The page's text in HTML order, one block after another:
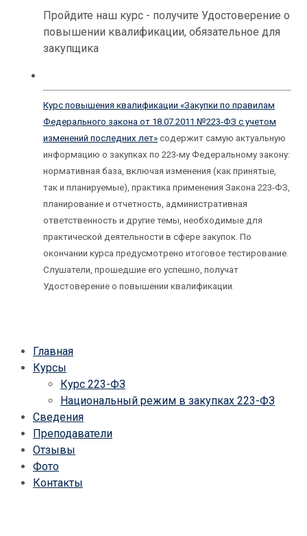
Пройдите наш курс - получите Удостоверение о
повышении квалификации, обязательное для
закупщика
Курс повышения квалификации «Закупки по правилам
Федерального закона от 18.07.2011 №223-ФЗ с учетом
изменений последних лет» содержит самую актуальную
информацию о закупках по 223-му Федеральному закону:
нормативная база, включая изменения (как принятые,
так и планируемые), практика применения Закона 223-ФЗ,
планирование и отчетность, административная
ответственность и другие темы, необходимые для
практической деятельности в сфере закупок. По
окончании курса предусмотрено итоговое тестирование.
Слушатели, прошедшие его успешно, получат
Удостоверение о повышении квалификации.
Главная
Курсы
Курс 223-ФЗ
Национальный режим в закупках 223-ФЗ
Сведения
Преподаватели
Отзывы
Фото
Контакты